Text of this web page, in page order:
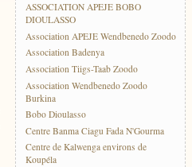
ASSOCIATION APEJE BOBO
DIOULASSO
Association APEJE Wendbenedo Zoodo
Association Badenya
Association Tiigs-Taab Zoodo
Association Wendbenedo Zoodo
Burkina
Bobo Dioulasso
Centre Banma Ciagu Fada N'Gourma
Centre de Kalwenga environs de
Koupéla